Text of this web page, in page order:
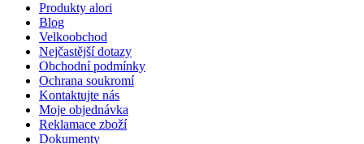
Produkty alori
Blog
Velkoobchod
Nejčastější dotazy
Obchodní podmínky
Ochrana soukromí
Kontaktujte nás
Moje objednávka
Reklamace zboží
Dokumenty